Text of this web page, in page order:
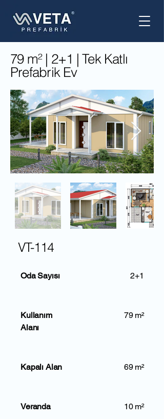
79 m² | 2+1 | Tek Katlı
Prefabrik Ev
VT-114
Oda Sayısı 2+1
Kullanım
Alanı
79 m²
Kapalı Alan 69 m²
Veranda 10 m²